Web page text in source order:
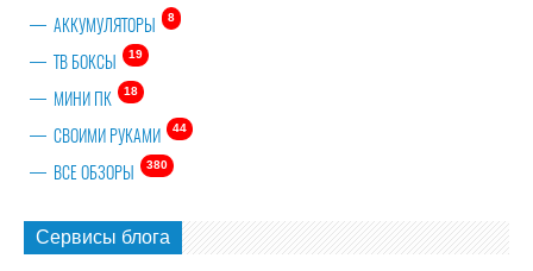
8
АККУМУЛЯТОРЫ
19
ТВ БОКСЫ
18
МИНИ ПК
44
СВОИМИ РУКАМИ
380
ВСЕ ОБЗОРЫ
Сервисы блога